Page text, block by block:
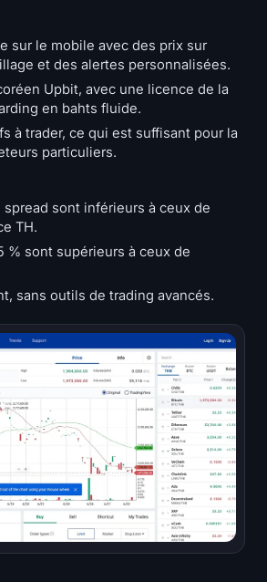
sur le mobile avec des prix sur
et des alertes personnalisées.
Upbit, avec une licence de la
en bahts fluide.
à trader, ce qui est suffisant pour la
particuliers.
sont inférieurs à ceux de
TH.
% sont supérieurs à ceux de
sans outils de trading avancés.